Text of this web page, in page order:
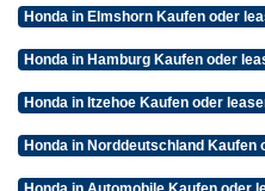
Honda in Elmshorn Kaufen oder
Honda in Hamburg Kaufen oder
Honda in Itzehoe Kaufen oder
Honda in Norddeutschland Kaufen